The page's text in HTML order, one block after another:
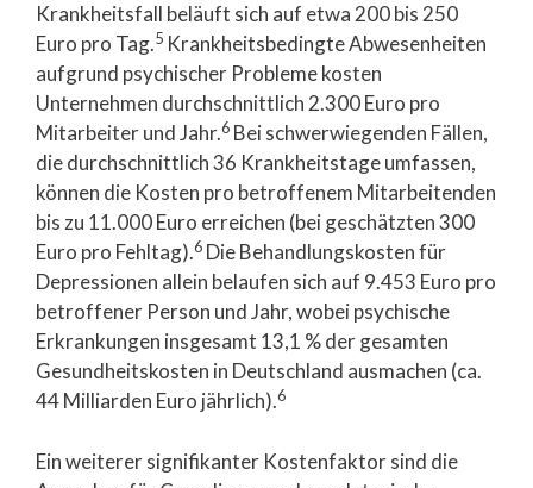
Krankheitsfall beläuft sich auf etwa 200 bis 250
Euro pro Tag.5 Krankheitsbedingte Abwesenheiten
aufgrund psychischer Probleme kosten
Unternehmen durchschnittlich 2.300 Euro pro
Mitarbeiter und Jahr.6 Bei schwerwiegenden Fällen,
die durchschnittlich 36 Krankheitstage umfassen,
können die Kosten pro betroffenem Mitarbeitenden
bis zu 11.000 Euro erreichen (bei geschätzten 300
Euro pro Fehltag).6 Die Behandlungskosten für
Depressionen allein belaufen sich auf 9.453 Euro pro
betroffener Person und Jahr, wobei psychische
Erkrankungen insgesamt 13,1 % der gesamten
Gesundheitskosten in Deutschland ausmachen (ca.
44 Milliarden Euro jährlich).6
Ein weiterer signifikanter Kostenfaktor sind die